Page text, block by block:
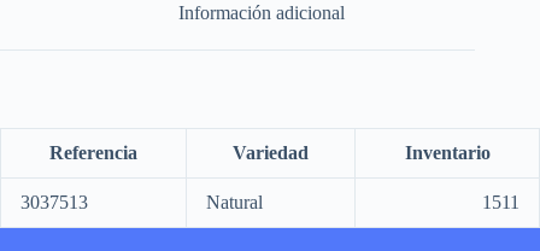
Información adicional
Referencia Variedad Inventario
3037513 Natural 1511